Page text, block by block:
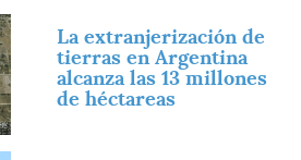
La extranjerización de
tierras en Argentina
alcanza las 13 millones
de héctareas